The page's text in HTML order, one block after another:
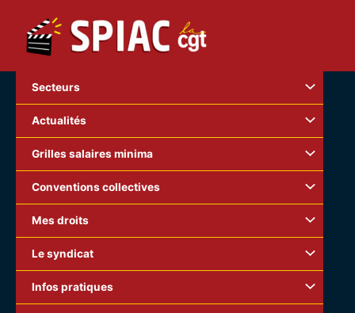
contenu
Secteurs
Actualités
Grilles salaires minima
Conventions collectives
Mes droits
Le syndicat
Infos pratiques